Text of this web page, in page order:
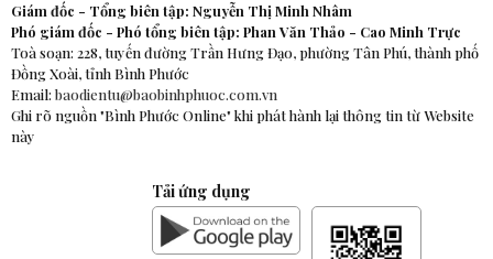
Giám đốc - Tổng biên tập: Nguyễn Thị Minh Nhâm
Phó giám đốc - Phó tổng biên tập: Phan Văn Thảo - Cao Minh Trực
Toà soạn: 228, tuyến đường Trần Hưng Đạo, phường Tân Phú, thành phố
Đồng Xoài, tỉnh Bình Phước
Email: baodientu@baobinhphuoc.com.vn
Ghi rõ nguồn "Bình Phước Online" khi phát hành lại thông tin từ Website
này
Tải ứng dụng